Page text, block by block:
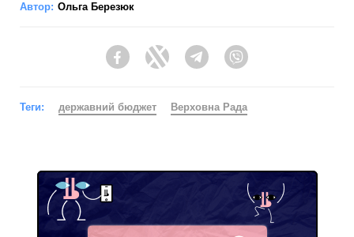
Автор: Ольга Березюк
FacebookTwitter Telegram
Теги: державний бюджет Верховна Рада